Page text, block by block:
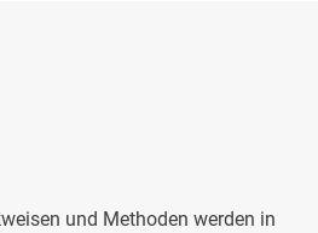
und Methoden werden in